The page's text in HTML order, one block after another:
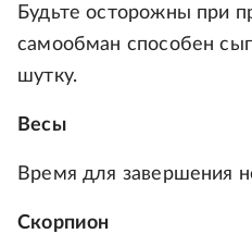
Будьте осторожны при
самообман способен
шутку.
Весы
Время для завершения
Скорпион